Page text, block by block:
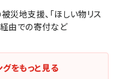
地支援、「ほしい物リス
経由での寄付など
をもっと見る